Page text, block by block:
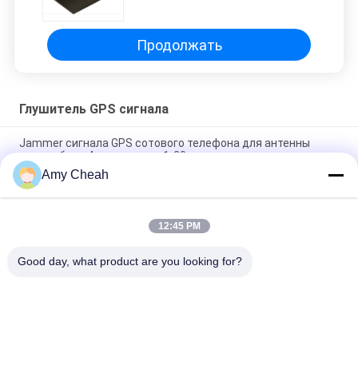
Продолжать
Глушитель GPS сигнала
Jammer сигнала GPS сотового телефона для антенны
автомобиля 4 сжимая ряд 1-20m
блокатор Jammer 1500MHZ сигнала 800mW 30dBm GPS,
Jammer Gps
На открытом воздухе беспроводной автомобиль GPS
Amy Cheah
12:45 PM
Good day, what product are you looking for?